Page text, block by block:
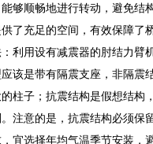
够顺畅地进行转动，避免
了充足的空间，有效保障了
利用设有减震器的肘结力臂
该是带有隔震支座，非隔震
柱子；抗震结构是假想结
注意的是，抗震结构必须保
宜选择年均气温季节安装，